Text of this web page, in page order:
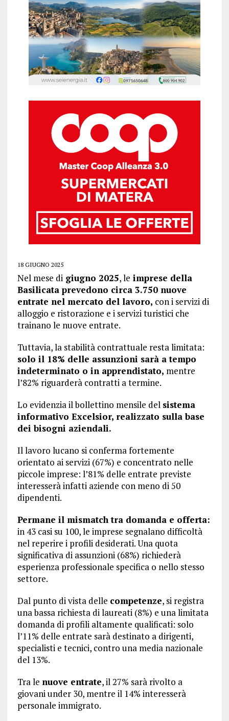
18 GIUGNO 2025
Nel mese digiugno 2025, le imprese della
Basilicata prevedono circa 3.750 nuove
entrate nel mercato del lavoro, con i servizi di
alloggio e ristorazione e i servizi turistici che
trainano le nuove entrate.
Tuttavia, la stabilità contrattuale resta limitata:
solo il 18% delle assunzioni sarà a tempo
indeterminato o in apprendistato, mentre
l’82% riguarderà contratti a termine.
Lo evidenzia il bollettino mensile del sistema
informativo Excelsior, realizzato sulla base
dei bisogni aziendali.
Il lavoro lucano si conferma fortemente
orientato ai servizi (67%) e concentrato nelle
piccole imprese: l’81% delle entrate previste
interesserà infatti aziende con meno di 50
dipendenti.
Permane il mismatch tra domanda e offerta:
in 43 casi su 100, le imprese segnalano difficoltà
nel reperire i profili desiderati. Una quota
significativa di assunzioni (68%) richiederà
esperienza professionale specifica o nello stesso
settore.
Dal punto di vista delle competenze, si registra
una bassa richiesta di laureati (8%) e una limitata
domanda di profili altamente qualificati: solo
l’11% delle entrate sarà destinato a dirigenti,
specialisti e tecnici, contro una media nazionale
del 13%.
Tra le nuove entrate, il 27% sarà rivolto a
giovani under 30, mentre il 14% interesserà
personale immigrato.